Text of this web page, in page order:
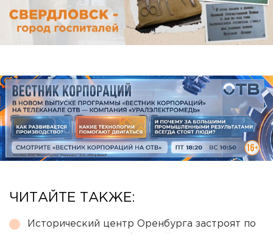
ЧИТАЙТЕ ТАКЖЕ:
Исторический центр Оренбурга застроят по